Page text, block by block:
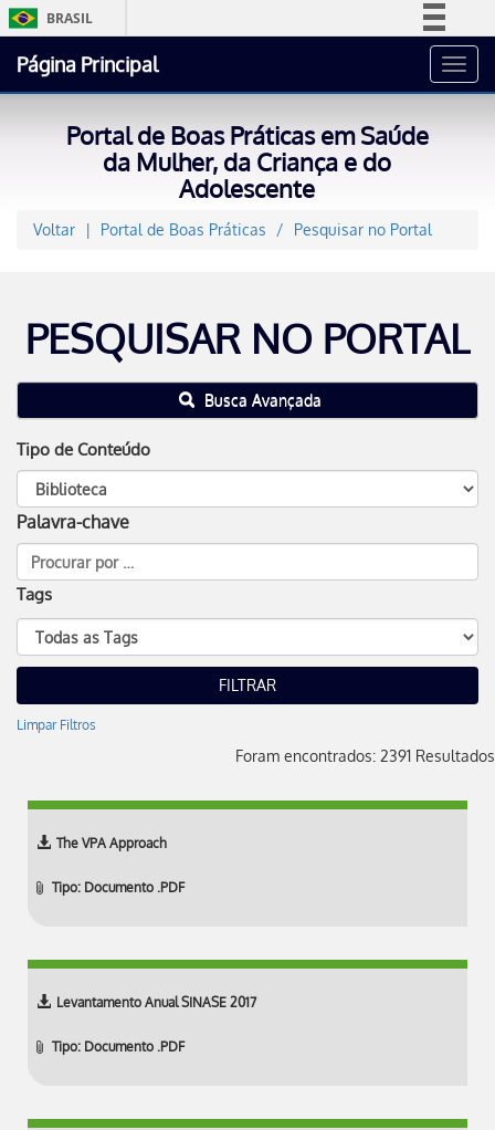
BRASIL
Acesso à informação
Canais
Página Principal
Portal de Boas Práticas em Saúde
da Mulher, da Criança e do
Adolescente
Voltar Portal de Boas Práticas Pesquisar no Portal
PESQUISAR NO PORTAL
Busca Avançada
Tipo de Conteúdo
Palavra-chave
Tags
Limpar Filtros
Foram encontrados: 2391 Resultados
The VPA Approach
Tipo: Documento .PDF
Levantamento Anual SINASE 2017
Tipo: Documento .PDF